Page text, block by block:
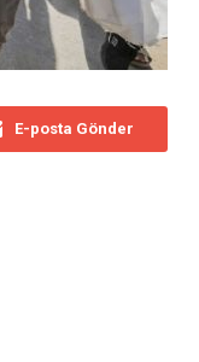
E-posta Gönder